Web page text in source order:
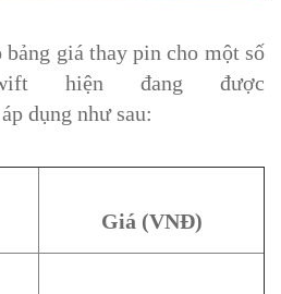
bảng giá thay pin cho một số
hiện đang được
dụng như sau:
Giá (VNĐ)